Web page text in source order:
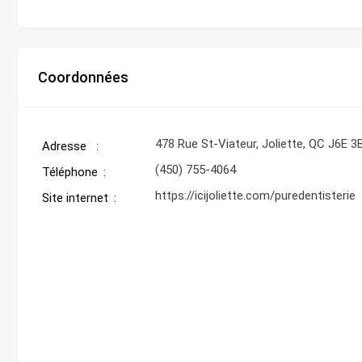
Coordonnées
Adresse
478 Rue St-Viateur, Joliette, QC J6E
Téléphone
(450) 755-4064
Site internet
https://icijoliette.com/puredentisterie